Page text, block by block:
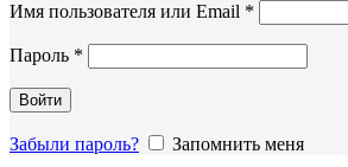
Имя пользователя или Email *
Пароль *
Войти
Забыли пароль? Запомнить меня